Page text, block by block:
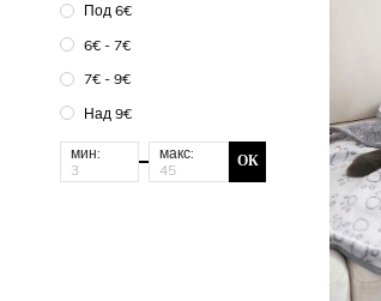
Под 6€
6€ - 7€
7€ - 9€
Над 9€
мин: макс: ОК